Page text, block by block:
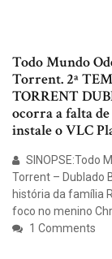
Todo Mundo
Torrent. 2ª
TORRENT
ocorra a falta
instale o VLC
SINOPSE:Todo
Torrent – Dublado
história da família
foco no menino
1 Comments